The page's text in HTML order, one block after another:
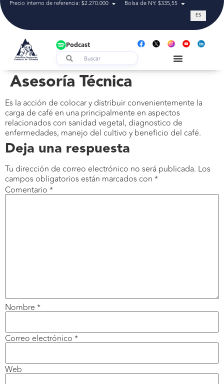
Precio interno de referencia: $2.270.000 Bolsa de NY: $335,55 Tasa de
ES
Podcast
Asesoría Técnica
Es la acción de colocar y distribuir convenientemente la
carga de café en una principalmente en aspectos
relacionados con sanidad vegetal, diagnostico de
enfermedades, manejo del cultivo y beneficio del café.
Deja una respuesta
Tu dirección de correo electrónico no será publicada. Los
campos obligatorios están marcados con *
Comentario *
Nombre *
Correo electrónico *
Web